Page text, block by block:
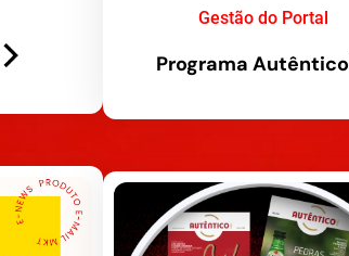
Gestão do Portal
Programa Autêntico